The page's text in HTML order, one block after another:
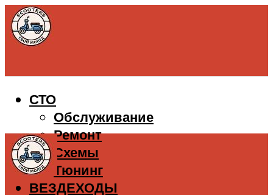
СТО
Обслуживание
Ремонт
Схемы
Тюнинг
ВЕЗДЕХОДЫ